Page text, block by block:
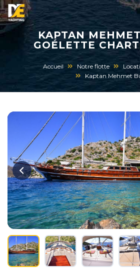
KAPTAN
GOÉLETTE
Accueil Notre flotte
Kaptan Mehmet